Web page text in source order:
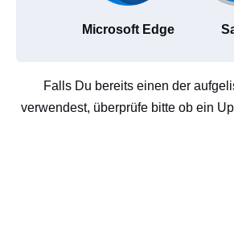
Microsoft Edge
Falls Du bereits einen der
verwendest, überprüfe bitte ob ein